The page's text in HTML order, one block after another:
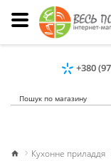
+380
Кухонне приладдя